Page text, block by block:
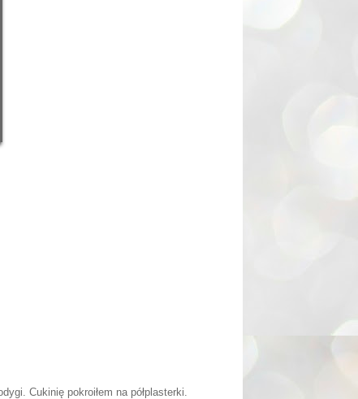
Cukinię pokroiłem na półplasterki.